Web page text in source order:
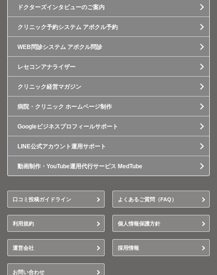
ドクターズインタビューのご案内
クリニック予約システム アポクル予約
WEB問診システム アポクル問診
レセコンアナライザー
クリニック経営マガジン
病院・クリニック ホームページ制作
Googleビジネスプロフィールサポート
LINE公式アカウント運用サポート
動画制作・YouTube運用代行サービス MedTube
口コミ投稿ガイドライン よくあるご質問（FAQ）
利用規約 個人情報保護方針
運営会社 採用情報
お問い合わせ